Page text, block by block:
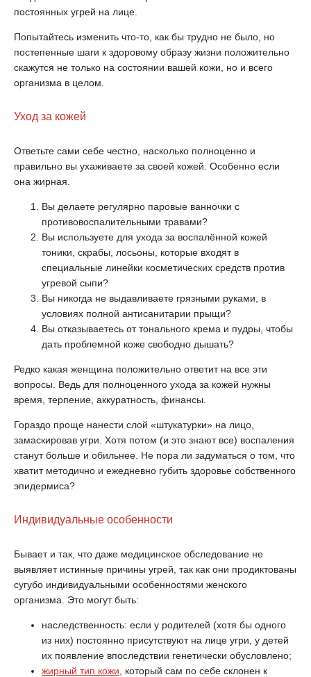
постоянных угрей на лице.
Попытайтесь изменить что-то, как бы трудно не было, но
постепенные шаги к здоровому образу жизни положительно
скажутся не только на состоянии вашей кожи, но и всего
организма в целом.
Уход за кожей
Ответьте сами себе честно, насколько полноценно и
правильно вы ухаживаете за своей кожей. Особенно если
она жирная.
Вы делаете регулярно паровые ванночки с
противовоспалительными травами?
Вы используете для ухода за воспалённой кожей
тоники, скрабы, лосьоны, которые входят в
специальные линейки косметических средств против
угревой сыпи?
Вы никогда не выдавливаете грязными руками, в
условиях полной антисанитарии прыщи?
Вы отказываетесь от тонального крема и пудры, чтобы
дать проблемной коже свободно дышать?
Редко какая женщина положительно ответит на все эти
вопросы. Ведь для полноценного ухода за кожей нужны
время, терпение, аккуратность, финансы.
Гораздо проще нанести слой «штукатурки» на лицо,
замаскировав угри. Хотя потом (и это знают все) воспаления
станут больше и обильнее. Не пора ли задуматься о том, что
хватит методично и ежедневно губить здоровье собственного
эпидермиса?
Индивидуальные особенности
Бывает и так, что даже медицинское обследование не
выявляет истинные причины угрей, так как они продиктованы
сугубо индивидуальными особенностями женского
организма. Это могут быть:
наследственность: если у родителей (хотя бы одного
из них) постоянно присутствуют на лице угри, у детей
их появление впоследствии генетически обусловлено;
жирный тип кожи , который сам по себе склонен к